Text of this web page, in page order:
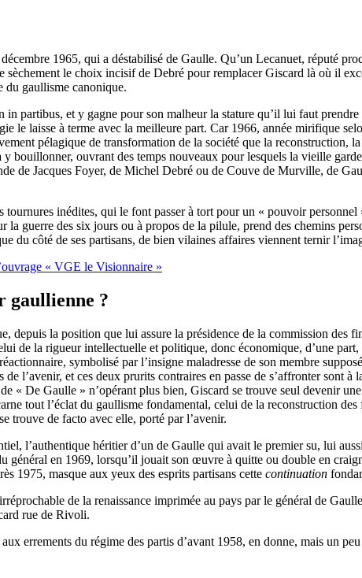
1965, qui a déstabilisé de Gaulle. Qu’un Lecanuet, réputé
le choix incisif de Debré pour remplacer Giscard là où il
du gaullisme canonique.
partibus, et y gagne pour son malheur la stature qu’il lui faut
le laisse à terme avec la meilleure part. Car 1966, année mirifique
pélagique de transformation de la société que la reconstruction,
bouillonner, ouvrant des temps nouveaux pour lesquels la vieille
de Jacques Foyer, de Michel Debré ou de Couve de Murville, de
inédites, qui le font passer à tort pour un « pouvoir
guerre des six jours ou à propos de la pilule, prend des chemins
du côté de ses partisans, de bien vilaines affaires viennent ternir
« VGE le Visionnaire »
gaullienne ?
la position que lui assure la présidence de la commission des
de la rigueur intellectuelle et politique, donc économique, d’une
symbolisé par l’insigne maladresse de son membre
l’avenir, et ces deux prurits contraires en passe de s’affronter sont
« De Gaulle » n’opérant plus bien, Giscard se trouve seul devenir
tout l’éclat du gaullisme fondamental, celui de la reconstruction
trouve de facto avec elle, porté par l’avenir.
l’authentique héritier d’un de Gaulle qui avait le premier su, lui
général en 1969, lorsqu’il jouait son œuvre à quitte ou double en
1975, masque aux yeux des esprits partisans cette continuation
de la renaissance imprimée au pays par le général de
rue de Rivoli.
errements du régime des partis d’avant 1958, en donne, mais un